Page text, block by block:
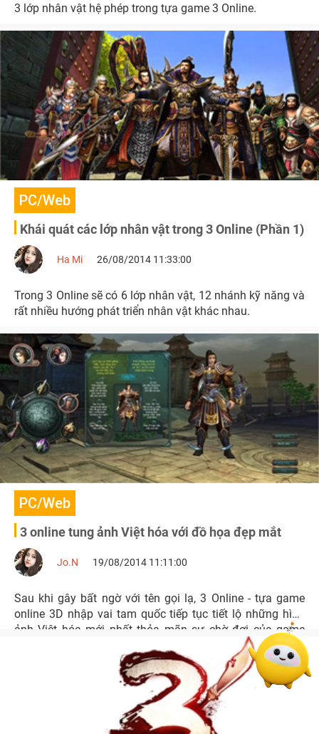
3 lớp nhân vật hệ phép trong tựa game 3 Online.
PC/Web
Khái quát các lớp nhân vật trong 3 Online (Phần 1)
Ha Mi 26/08/2014 11:33:00
Trong 3 Online sẽ có 6 lớp nhân vật, 12 nhánh kỹ năng và
rất nhiều hướng phát triển nhân vật khác nhau.
PC/Web
3 online tung ảnh Việt hóa với đồ họa đẹp mắt
Jo.N 19/08/2014 11:11:00
Sau khi gây bất ngờ với tên gọi lạ, 3 Online - tựa game
online 3D nhập vai tam quốc tiếp tục tiết lộ những hình
ảnh Việt hóa mới nhất thỏa mãn sự chờ đợi của game